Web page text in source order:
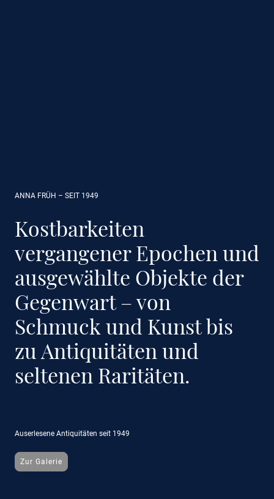
ANNA FRÜH – SEIT 1949
Kostbarkeiten
vergangener Epochen und
ausgewählte Objekte der
Gegenwart – von
Schmuck und Kunst bis
zu Antiquitäten und
seltenen Raritäten.
Auserlesene Antiquitäten seit 1949
Zur Galerie